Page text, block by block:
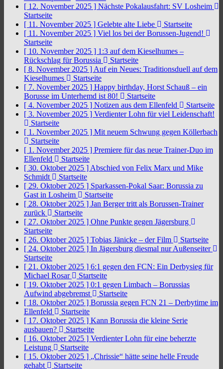
[ 12. November 2025 ] Nächste Pokalausfahrt: SV Losheim
Startseite
[ 11. November 2025 ] Gelebte alte Liebe
Startseite
[ 11. November 2025 ] Viel los bei der Borussen-Jugend!
Startseite
[ 10. November 2025 ] 1:3 auf dem Kieselhumes –
Rückschlag für Borussia
Startseite
[ 8. November 2025 ] Auf ein Neues: Traditionsduell auf dem
Kieselhumes
Startseite
[ 7. November 2025 ] Happy birthday, Horst Schauß – ein
Borusse im Unterhemd ist 80!
Startseite
[ 4. November 2025 ] Notizen aus dem Ellenfeld
Startseite
[ 3. November 2025 ] Verdienter Lohn für viel Leidenschaft!
Startseite
[ 1. November 2025 ] Mit neuem Schwung gegen Köllerbach
Startseite
[ 1. November 2025 ] Premiere für das neue Trainer-Duo im
Ellenfeld
Startseite
[ 30. Oktober 2025 ] Abschied von Felix Marx und Mike
Schmidt
Startseite
[ 29. Oktober 2025 ] Sparkassen-Pokal Saar: Borussia zu
Gast in Losheim
Startseite
[ 28. Oktober 2025 ] Jan Berger tritt als Borussen-Trainer
zurück
Startseite
[ 27. Oktober 2025 ] Ohne Punkte gegen Jägersburg
Startseite
[ 26. Oktober 2025 ] Tobias Jänicke – der Film
Startseite
[ 24. Oktober 2025 ] In Jägersburg diesmal nur Außenseiter
Startseite
[ 21. Oktober 2025 ] 6:1 gegen den FCN: Ein Derbysieg für
Michael Rosar
Startseite
[ 19. Oktober 2025 ] 0:1 gegen Limbach – Borussias
Aufwind abgebremst
Startseite
[ 18. Oktober 2025 ] Borussia gegen FCN 21 – Derbytime im
Ellenfeld
Startseite
[ 17. Oktober 2025 ] Kann Borussia die kleine Serie
ausbauen?
Startseite
[ 16. Oktober 2025 ] Verdienter Lohn für eine beherzte
Leistung
Startseite
[ 15. Oktober 2025 ] „Chrissie“ hätte seine helle Freude
gehabt
Startseite